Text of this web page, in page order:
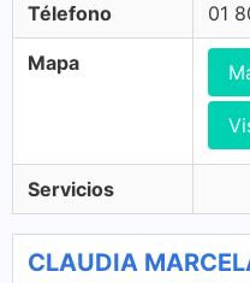
Télefono 01
Mapa
Servicios
CLAUDIA